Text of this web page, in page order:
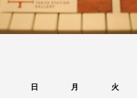
日
月 火